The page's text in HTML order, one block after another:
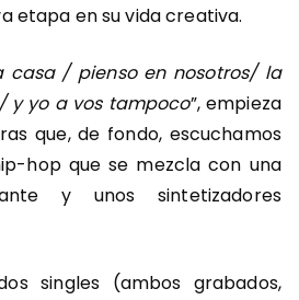
etapa en su vida creativa.
casa / pienso en nosotros/ la
y yo a vos tampoco”, empieza
que, de fondo, escuchamos
hop que se mezcla con una
y unos sintetizadores
singles (ambos grabados,